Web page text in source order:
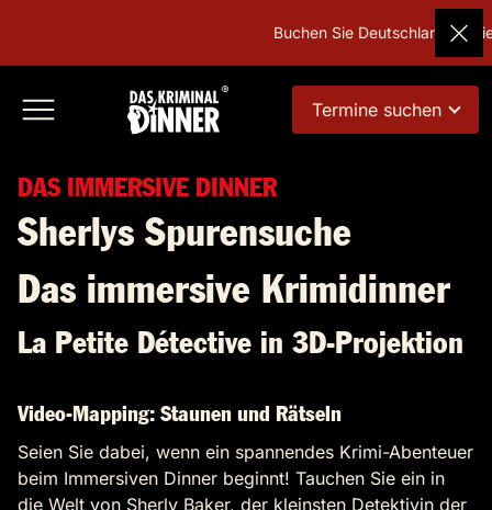
Buchen Sie Deutschlands
Termine suchen
DAS IMMERSIVE DINNER
Sherlys Spurensuche
Das immersive Krimidinner
La Petite Détective in 3D-Projektion
Video-Mapping: Staunen und Rätseln
Seien Sie dabei, wenn ein spannendes Krimi-Abenteuer
beim Immersiven Dinner beginnt! Tauchen Sie ein in
die Welt von Sherly Baker, der kleinsten Detektivin der